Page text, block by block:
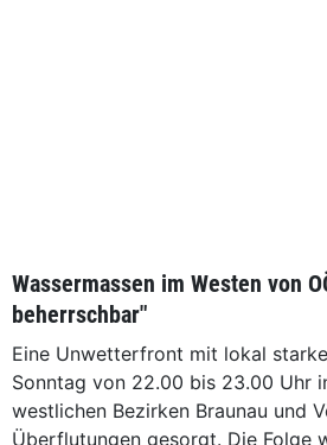
Wassermassen im Westen von
beherrschbar"
Eine Unwetterfront mit lokal
Sonntag von 22.00 bis 23.00 Uhr
westlichen Bezirken Braunau und
Überflutungen gesorgt. Die Folge